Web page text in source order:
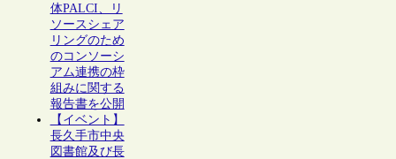
体PALCI、リ
ソースシェア
リングのため
のコンソーシ
アム連携の枠
組みに関する
報告書を公開
【イベント】
長久手市中央
図書館及び長